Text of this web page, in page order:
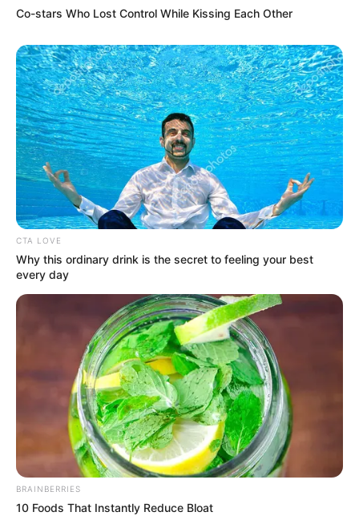
LIHAT ARTIKEL LAINNYA
So Close, Yet So Far
The Time Left Between
Us
Co-stars Who Lost Control While Kissing Each Other
CTA LOVE
Why this ordinary drink is the secret to feeling your best
every day
BRAINBERRIES
10 Foods That Instantly Reduce Bloat